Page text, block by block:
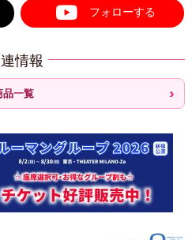
フォローする
情報
品一覧